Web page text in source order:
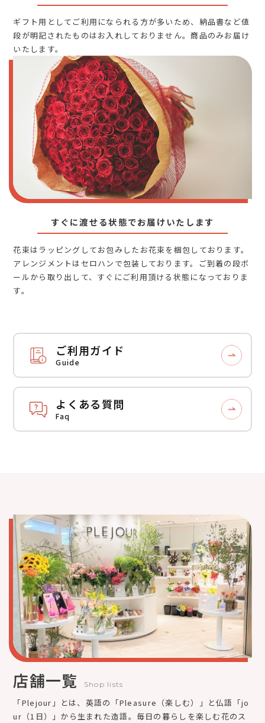
ギフト用としてご利用になられる方が多いため、納品書など値
段が明記されたものはお入れしておりません。商品のみお届け
いたします。
すぐに渡せる状態でお届けいたします
花束はラッピングしてお包みしたお花束を梱包しております。
アレンジメントはセロハンで包装しております。ご到着の段ボ
ールから取り出して、すぐにご利用頂ける状態になっておりま
す。
ご利用ガイド
Guide
よくある質問
Faq
店舗一覧 Shop lists
「Plejour」とは、英語の「Pleasure（楽しむ）」と仏語「jo
ur（1日）」から生まれた造語。毎日の暮らしを楽しむ花のス